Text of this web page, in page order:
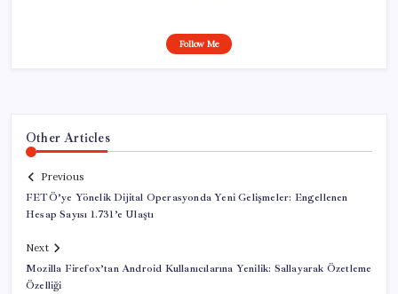
Follow Me
Other Articles
Previous
FETÖ’ye Yönelik Dijital Operasyonda Yeni Gelişmeler: Engellenen
Hesap Sayısı 1.731’e Ulaştı
Next
Mozilla Firefox’tan Android Kullanıcılarına Yenilik: Sallayarak Özetleme
Özelliği